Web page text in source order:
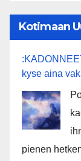
Kotimaan
kyse aina
pienen